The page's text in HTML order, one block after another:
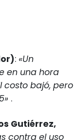
: «Un
en una hora
costo bajó, pero
.
Gutiérrez,
contra el uso